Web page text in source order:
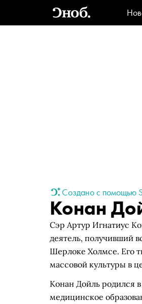
Создано с помощью
Конан
Сэр Артур Игнатиус
деятель, получивший
Шерлоке Холмсе. Его
массовой культуры в
Конан Дойль родился
медицинское